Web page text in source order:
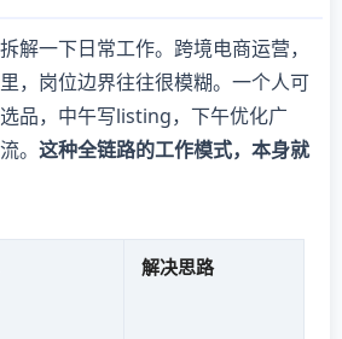
解一下日常工作。跨境电商运营，
，岗位边界往往很模糊。一个人可
品，中午写listing，下午优化广
。 这种全链路的工作模式，本身就
解决思路